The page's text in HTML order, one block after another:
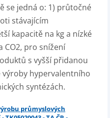
se jedná o: 1) průtočné
stávajícím
kapacitě na kg a nízké
CO2, pro snížení
s vyšší přidanou
hypervalentního
syntézách.
průmyslových